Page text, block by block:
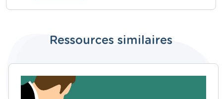
Ressources similaires